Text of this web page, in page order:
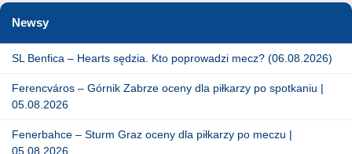
Newsy
SL Benfica – Hearts sędzia. Kto poprowadzi mecz? (06.08.2026)
Ferencváros – Górnik Zabrze oceny dla piłkarzy po spotkaniu |
05.08.2026
Fenerbahce – Sturm Graz oceny dla piłkarzy po meczu |
05.08.2026